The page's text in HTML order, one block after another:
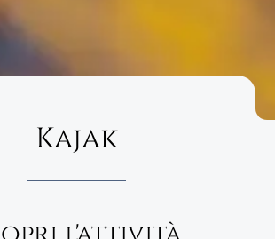
Kajak